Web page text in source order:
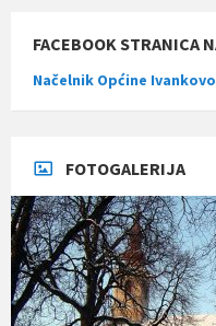
FACEBOOK STRANICA
Načelnik Općine
FOTOGALERIJA